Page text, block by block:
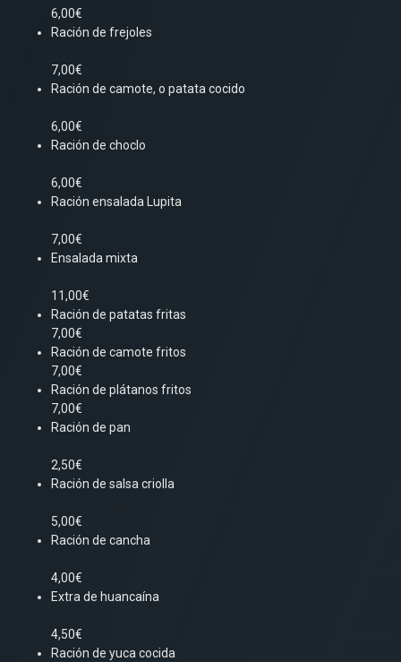
6,00€
Ración de frejoles
7,00€
Ración de camote, o patata cocido
6,00€
Ración de choclo
6,00€
Ración ensalada Lupita
7,00€
Ensalada mixta
11,00€
Ración de patatas fritas
7,00€
Ración de camote fritos
7,00€
Ración de plátanos fritos
7,00€
Ración de pan
2,50€
Ración de salsa criolla
5,00€
Ración de cancha
4,00€
Extra de huancaína
4,50€
Ración de yuca cocida